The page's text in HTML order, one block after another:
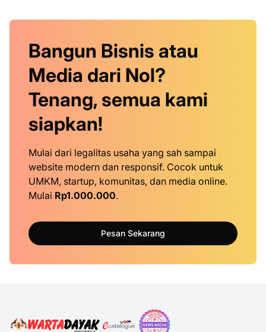
Bangun Bisnis atau
Media dari Nol?
Tenang, semua kami
siapkan!
Mulai dari legalitas usaha yang sah sampai
website modern dan responsif. Cocok untuk
UMKM, startup, komunitas, dan media online.
Mulai Rp1.000.000.
Pesan Sekarang